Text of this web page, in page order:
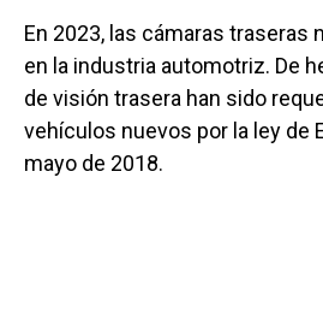
En 2023, las cámaras traseras
en la industria automotriz. De
de visión trasera han sido
vehículos nuevos por la ley de
mayo de 2018.